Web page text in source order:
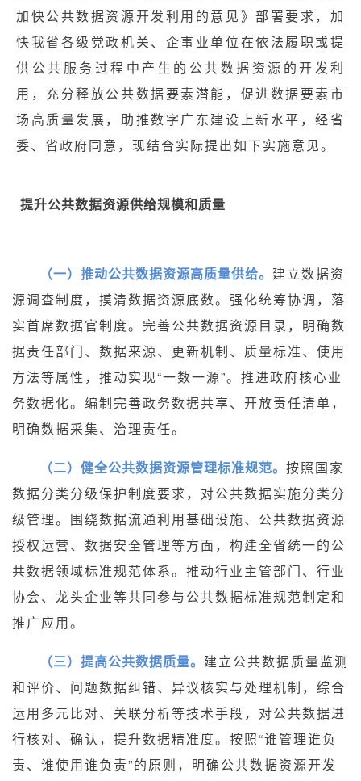
加快公共数据资源开发利用的意见》部署要求，加
快我省各级党政机关、企事业单位在依法履职或提
供公共服务过程中产生的公共数据资源的开发利
用，充分释放公共数据要素潜能，促进数据要素市
场高质量发展，助推数字广东建设上新水平，经省
委、省政府同意，现结合实际提出如下实施意见。
提升公共数据资源供给规模和质量
（一）推动公共数据资源高质量供给。 建立数据资
源调查制度，摸清数据资源底数。强化统筹协调，落
实首席数据官制度。完善公共数据资源目录，明确数
据责任部门、数据来源、更新机制、质量标准、使用
方法等属性，推动实现“一数一源”。推进政府核心业
务数据化。编制完善政务数据共享、开放责任清单，
明确数据采集、治理责任。
（二）健全公共数据资源管理标准规范。 按照国家
数据分类分级保护制度要求，对公共数据实施分类分
级管理。围绕数据流通利用基础设施、公共数据资源
授权运营、数据安全管理等方面，构建全省统一的公
共数据领域标准规范体系。推动行业主管部门、行业
协会、龙头企业等共同参与公共数据标准规范制定和
推广应用。
（三）提高公共数据质量。 建立公共数据质量监测
和评价、问题数据纠错、异议核实与处理机制，综合
运用多元比对、关联分析等技术手段，对公共数据进
行核对、确认，提升数据精准度。按照“谁管理谁负
责、谁使用谁负责”的原则，明确公共数据资源开发